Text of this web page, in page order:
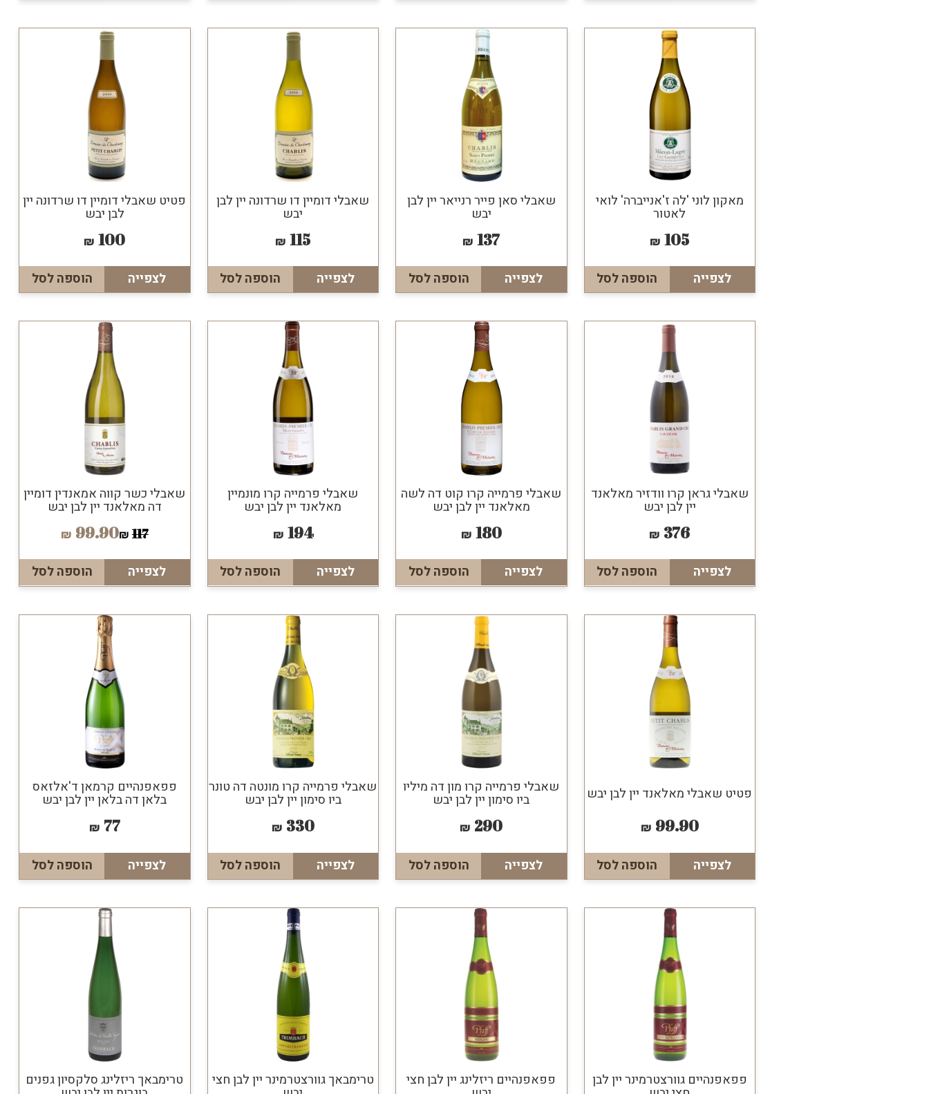
מאקון לוני 'לה ז'אנייברה' לואי
לאטור
105
₪
לצפייה הוספה לסל
שאבלי סאן פייר רנייאר יין לבן
יבש
137
₪
לצפייה הוספה לסל
שאבלי דומיין דו שרדונה יין לבן
יבש
115
₪
לצפייה הוספה לסל
פטיט שאבלי דומיין דו שרדונה יין
לבן יבש
100
₪
לצפייה הוספה לסל
שאבלי גראן קרו וודזיר מאלאנד
יין לבן יבש
376
₪
לצפייה הוספה לסל
שאבלי פרמייה קרו קוט דה לשה
מאלאנד יין לבן יבש
180
₪
לצפייה הוספה לסל
שאבלי פרמייה קרו מונמיין
מאלאנד יין לבן יבש
194
₪
לצפייה הוספה לסל
שאבלי כשר קווה אמאנדין דומיין
דה מאלאנד יין לבן יבש
117
₪
99.90
₪
לצפייה הוספה לסל
פטיט שאבלי מאלאנד יין לבן יבש
99.90
₪
לצפייה הוספה לסל
שאבלי פרמייה קרו מון דה מיליו
ביו סימון יין לבן יבש
290
₪
לצפייה הוספה לסל
שאבלי פרמייה קרו מונטה דה טונר
ביו סימון יין לבן יבש
330
₪
לצפייה הוספה לסל
פפאפנהיים קרמאן ד'אלזאס
בלאן דה בלאן יין לבן יבש
77
₪
לצפייה הוספה לסל
פפאפנהיים גוורצטרמינר יין לבן פפאפנהיים ריזלינג יין לבן חצי טרימבאך גוורצטרמינר יין לבן חצי טרימבאך ריזלינג סלקסיון גפנים